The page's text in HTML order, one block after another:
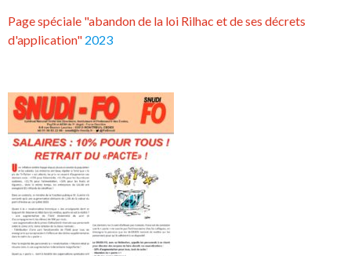
Page spéciale "abandon de la loi Rilhac et de ses décrets
d'application" 2023